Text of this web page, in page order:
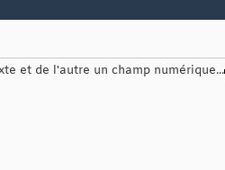
et de l'autre un champ numérique...